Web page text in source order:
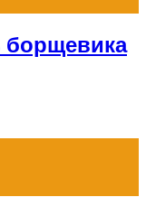
борщевика